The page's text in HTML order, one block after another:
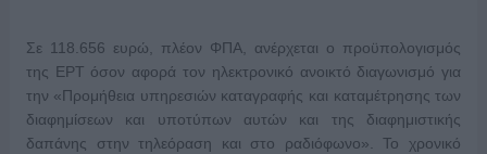
Σε 118.656 ευρώ, πλέον ΦΠΑ, ανέρχεται ο προϋπολογισμός
της ΕΡΤ όσον αφορά τον ηλεκτρονικό ανοικτό διαγωνισμό για
την «Προμήθεια υπηρεσιών καταγραφής και καταμέτρησης των
διαφημίσεων και υποτύπων αυτών και της διαφημιστικής
δαπάνης στην τηλεόραση και στο ραδιόφωνο». Το χρονικό